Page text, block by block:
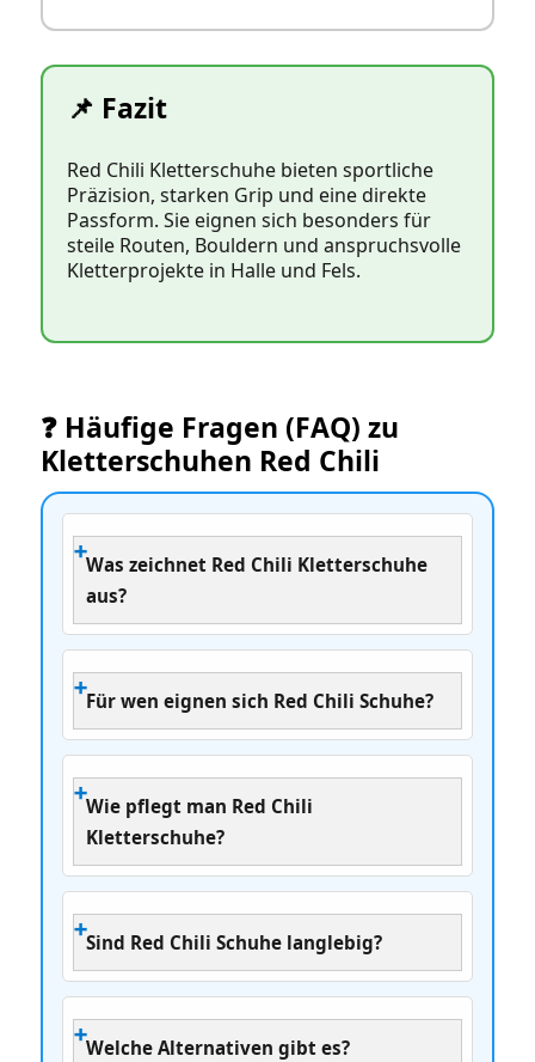
📌 Fazit
Red Chili Kletterschuhe bieten sportliche
Präzision, starken Grip und eine direkte
Passform. Sie eignen sich besonders für
steile Routen, Bouldern und anspruchsvolle
Kletterprojekte in Halle und Fels.
❓ Häufige Fragen (FAQ) zu
Kletterschuhen Red Chili
Was zeichnet Red Chili Kletterschuhe
aus?
Für wen eignen sich Red Chili Schuhe?
Wie pflegt man Red Chili
Kletterschuhe?
Sind Red Chili Schuhe langlebig?
Welche Alternativen gibt es?